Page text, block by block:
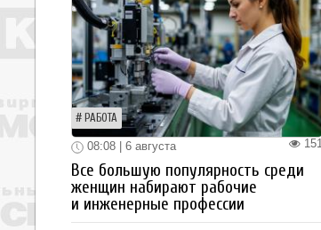
РАБОТА
151
08:08 | 6 августа
Все большую популярность среди
женщин набирают рабочие
и инженерные профессии